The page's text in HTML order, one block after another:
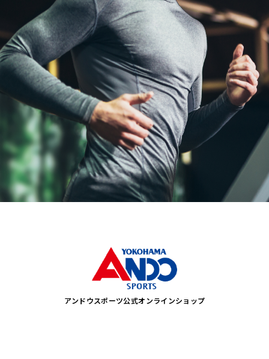
アンドウスポーツ公式オンラインショップ